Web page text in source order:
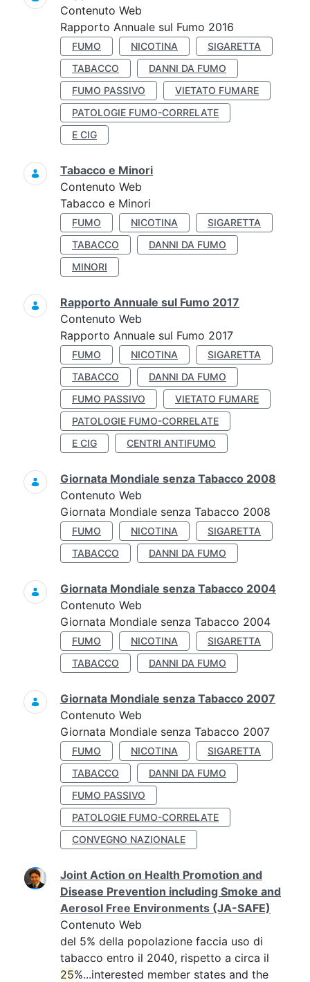
Contenuto Web
Rapporto Annuale sul Fumo 2016
FUMO NICOTINA
SIGARETTA
TABACCO
DANNI DA FUMO
FUMO PASSIVO
VIETATO FUMARE
PATOLOGIE FUMO-CORRELATE
E CIG
Tabacco e Minori
Contenuto Web
Tabacco e Minori
FUMO NICOTINA
SIGARETTA
TABACCO
DANNI DA FUMO
MINORI
Rapporto Annuale sul Fumo 2017
Contenuto Web
Rapporto Annuale sul Fumo 2017
FUMO NICOTINA
SIGARETTA
TABACCO
DANNI DA FUMO
FUMO PASSIVO
VIETATO FUMARE
PATOLOGIE FUMO-CORRELATE
E CIG
CENTRI ANTIFUMO
Giornata Mondiale senza Tabacco 2008
Contenuto Web
Giornata Mondiale senza Tabacco 2008
FUMO NICOTINA
SIGARETTA
TABACCO
DANNI DA FUMO
Giornata Mondiale senza Tabacco 2004
Contenuto Web
Giornata Mondiale senza Tabacco 2004
FUMO NICOTINA
SIGARETTA
TABACCO
DANNI DA FUMO
Giornata Mondiale senza Tabacco 2007
Contenuto Web
Giornata Mondiale senza Tabacco 2007
FUMO NICOTINA
SIGARETTA
TABACCO
DANNI DA FUMO
FUMO PASSIVO
PATOLOGIE FUMO-CORRELATE
CONVEGNO NAZIONALE
Joint Action on Health Promotion and
Disease Prevention including Smoke and
Aerosol Free Environments (JA-SAFE)
Contenuto Web
del 5% della popolazione faccia uso di
tabacco entro il 2040, rispetto a circa il
25%...interested member states and the